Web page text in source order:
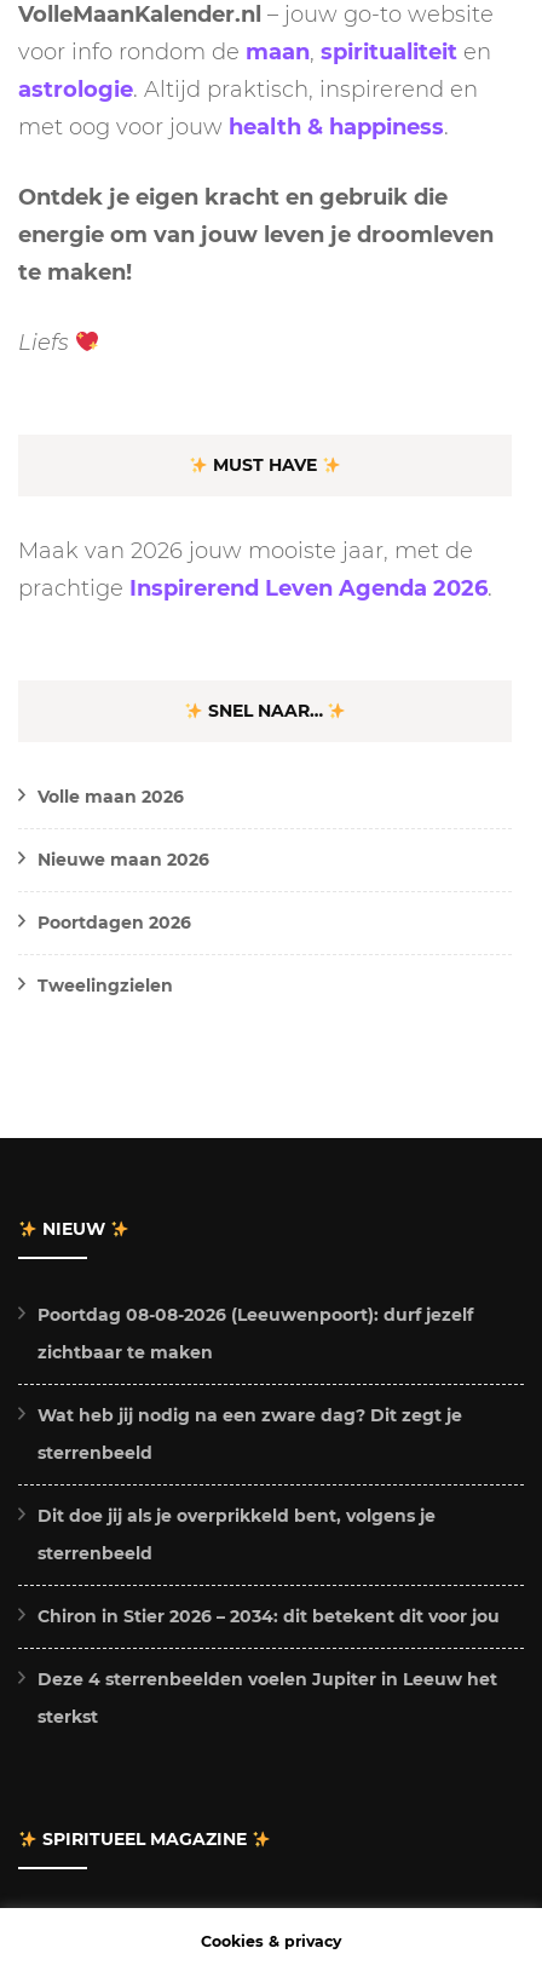
VolleMaanKalender.nl – jouw go-to website
voor info rondom de maan, spiritualiteit en
astrologie. Altijd praktisch, inspirerend en
met oog voor jouw health & happiness.
Ontdek je eigen kracht en gebruik die
energie om van jouw leven je droomleven
te maken!
Liefs
MUST HAVE
Maak van 2026 jouw mooiste jaar, met de
prachtige Inspirerend Leven Agenda 2026.
SNEL NAAR…
Volle maan 2026
Nieuwe maan 2026
Poortdagen 2026
Tweelingzielen
NIEUW
Poortdag 08-08-2026 (Leeuwenpoort): durf jezelf
zichtbaar te maken
Wat heb jij nodig na een zware dag? Dit zegt je
sterrenbeeld
Dit doe jij als je overprikkeld bent, volgens je
sterrenbeeld
Chiron in Stier 2026 – 2034: dit betekent dit voor jou
Deze 4 sterrenbeelden voelen Jupiter in Leeuw het
sterkst
SPIRITUEEL MAGAZINE
Cookies & privacy